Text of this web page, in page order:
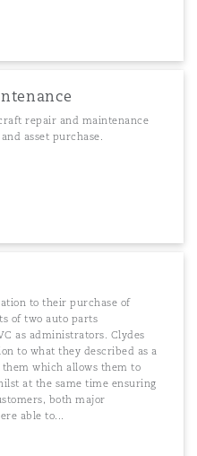
repair and maintenance
asset purchase.
to their purchase of
of two auto parts
as administrators. Clydes
to what they described as a
them which allows them to
at the same time ensuring
both major
able to...